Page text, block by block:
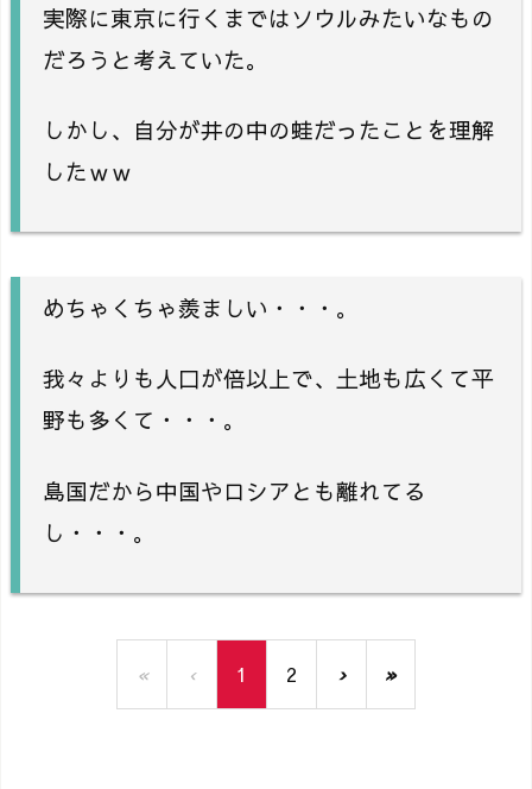
実際に東京に行くまではソウルみたいなもの
だろうと考えていた。
しかし、自分が井の中の蛙だったことを理解
したｗｗ
めちゃくちゃ羨ましい・・・。
我々よりも人口が倍以上で、土地も広くて平
野も多くて・・・。
島国だから中国やロシアとも離れてる
し・・・。
« ‹ 1 2 › »